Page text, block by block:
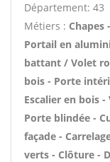
Département: 43
Métiers :
Portail en
battant / Volet
bois - Porte
Escalier en bois
Porte blindée -
façade -
verts - Clôture -